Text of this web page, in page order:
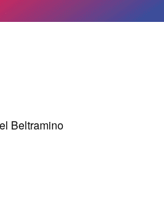
Beltramino